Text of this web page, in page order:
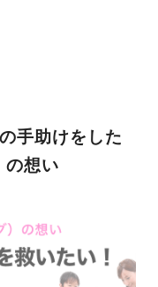
手助けをした
の想い